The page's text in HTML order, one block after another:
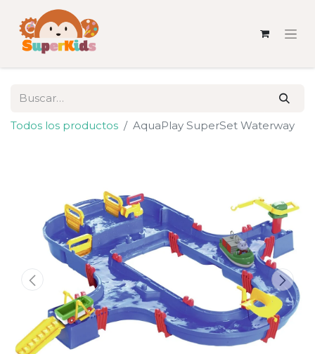
Todos los productos AquaPlay SuperSet Waterway